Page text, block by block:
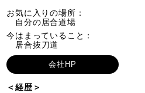
お気に入りの場所：
自分の居合道場
今はまっていること：
居合抜刀道
会社HP
＜経歴＞